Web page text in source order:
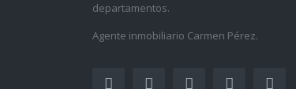
departamentos.
Agente inmobiliario Carmen Pérez.